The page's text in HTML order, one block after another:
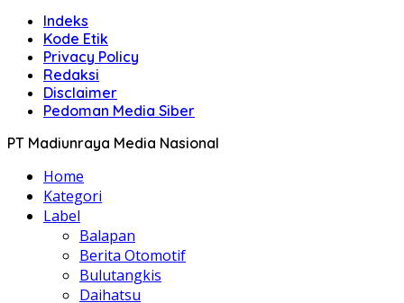
Indeks
Kode Etik
Privacy Policy
Redaksi
Disclaimer
Pedoman Media Siber
PT Madiunraya Media Nasional
Home
Kategori
Label
Balapan
Berita Otomotif
Bulutangkis
Daihatsu